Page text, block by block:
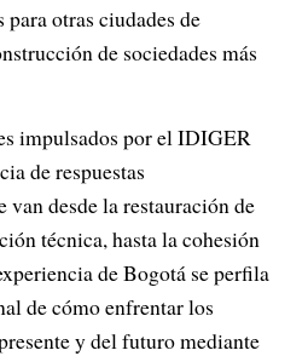
otras ciudades de
de sociedades más
impulsados por el IDIGER
de respuestas
desde la restauración de
técnica, hasta la cohesión
de Bogotá se perfila
de cómo enfrentar los
y del futuro mediante